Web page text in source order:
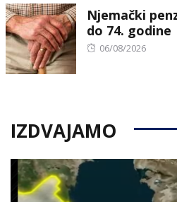
Njemački
do 74. godine
Posted
06/08/2026
IZDVAJAMO